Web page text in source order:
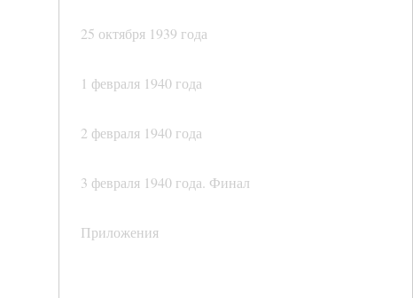
25 октября 1939 года
1 февраля 1940 года
2 февраля 1940 года
3 февраля 1940 года. Финал
Приложения